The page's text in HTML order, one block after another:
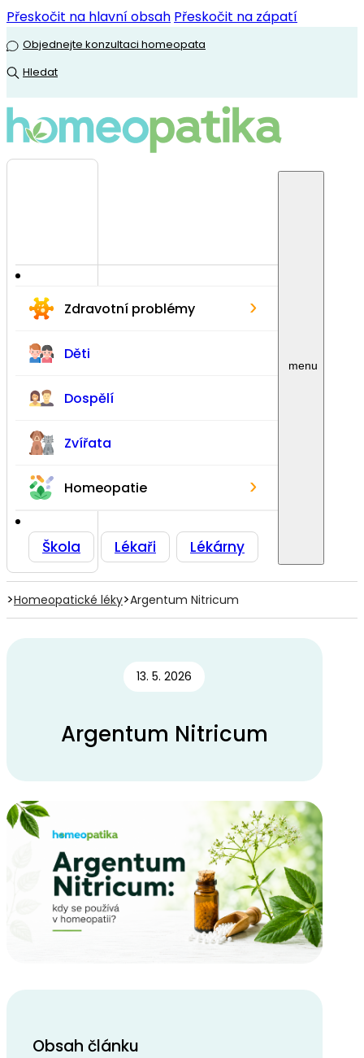
Přeskočit na hlavní obsah Přeskočit na zápatí
Objednejte konzultaci homeopata
Hledat
Zdravotní problémy ›
Děti
Dospělí
Zvířata
Homeopatie ›
Škola Lékaři Lékárny
>Homeopatické léky>Argentum Nitricum
13. 5. 2026
Argentum Nitricum
Obsah článku